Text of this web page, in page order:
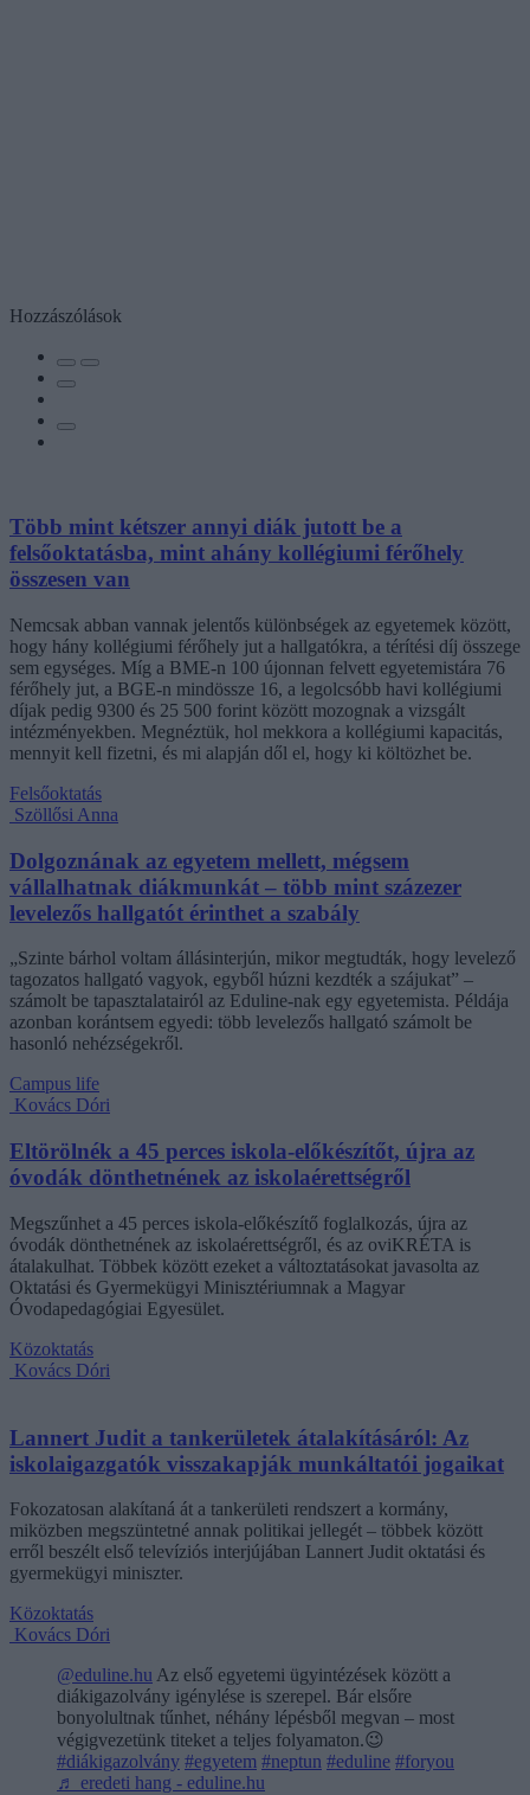
Hozzászólások
Több mint kétszer annyi diák jutott be a
felsőoktatásba, mint ahány kollégiumi férőhely
összesen van
Nemcsak abban vannak jelentős különbségek az egyetemek között,
hogy hány kollégiumi férőhely jut a hallgatókra, a térítési díj összege
sem egységes. Míg a BME-n 100 újonnan felvett egyetemistára 76
férőhely jut, a BGE-n mindössze 16, a legolcsóbb havi kollégiumi
díjak pedig 9300 és 25 500 forint között mozognak a vizsgált
intézményekben. Megnéztük, hol mekkora a kollégiumi kapacitás,
mennyit kell fizetni, és mi alapján dől el, hogy ki költözhet be.
Felsőoktatás
Szöllősi Anna
Dolgoznának az egyetem mellett, mégsem
vállalhatnak diákmunkát – több mint százezer
levelezős hallgatót érinthet a szabály
„Szinte bárhol voltam állásinterjún, mikor megtudták, hogy levelező
tagozatos hallgató vagyok, egyből húzni kezdték a szájukat” –
számolt be tapasztalatairól az Eduline-nak egy egyetemista. Példája
azonban korántsem egyedi: több levelezős hallgató számolt be
hasonló nehézségekről.
Campus life
Kovács Dóri
Eltörölnék a 45 perces iskola-előkészítőt, újra az
óvodák dönthetnének az iskolaérettségről
Megszűnhet a 45 perces iskola-előkészítő foglalkozás, újra az
óvodák dönthetnének az iskolaérettségről, és az oviKRÉTA is
átalakulhat. Többek között ezeket a változtatásokat javasolta az
Oktatási és Gyermekügyi Minisztériumnak a Magyar
Óvodapedagógiai Egyesület.
Közoktatás
Kovács Dóri
Lannert Judit a tankerületek átalakításáról: Az
iskolaigazgatók visszakapják munkáltatói jogaikat
Fokozatosan alakítaná át a tankerületi rendszert a kormány,
miközben megszüntetné annak politikai jellegét – többek között
erről beszélt első televíziós interjújában Lannert Judit oktatási és
gyermekügyi miniszter.
Közoktatás
Kovács Dóri
@eduline.hu Az első egyetemi ügyintézések között a
diákigazolvány igénylése is szerepel. Bár elsőre
bonyolultnak tűnhet, néhány lépésből megvan – most
végigvezetünk titeket a teljes folyamaton.😉
#diákigazolvány #egyetem #neptun #eduline #foryou
♬ eredeti hang - eduline.hu